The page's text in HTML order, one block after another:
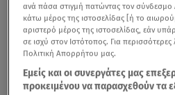
ανά πάσα στιγμή πατώντας τον σύνδεσμο
κάτω μέρος της ιστοσελίδας [ή το
αριστερό μέρος της ιστοσελίδας, εάν
σε ισχύ στον Ιστότοπος. Για περισσότερες
Πολιτική Απορρήτου μας.
Εμείς και οι συνεργάτες μας
προκειμένου να παρασχεθούν τα